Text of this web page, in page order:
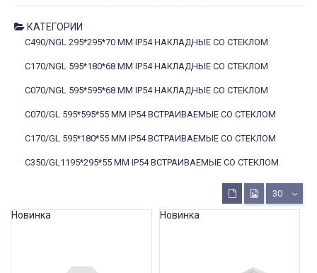
КАТЕГОРИИ
C490/NGL 295*295*70 ММ IP54 НАКЛАДНЫЕ СО СТЕКЛОМ
C170/NGL 595*180*68 ММ IP54 НАКЛАДНЫЕ СО СТЕКЛОМ
C070/NGL 595*595*68 ММ IP54 НАКЛАДНЫЕ СО СТЕКЛОМ
C070/GL 595*595*55 ММ IP54 ВСТРАИВАЕМЫЕ СО СТЕКЛОМ
C170/GL 595*180*55 ММ IP54 ВСТРАИВАЕМЫЕ СО СТЕКЛОМ
C350/GL1195*295*55 ММ IP54 ВСТРАИВАЕМЫЕ СО СТЕКЛОМ
30
Новинка Новинка